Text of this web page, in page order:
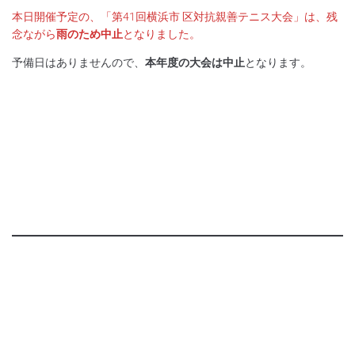
本日開催予定の、「第41回横浜市 区対抗親善テニス大会」は、残
念ながら雨のため中止となりました。
予備日はありませんので、 本年度の大会は中止となります。